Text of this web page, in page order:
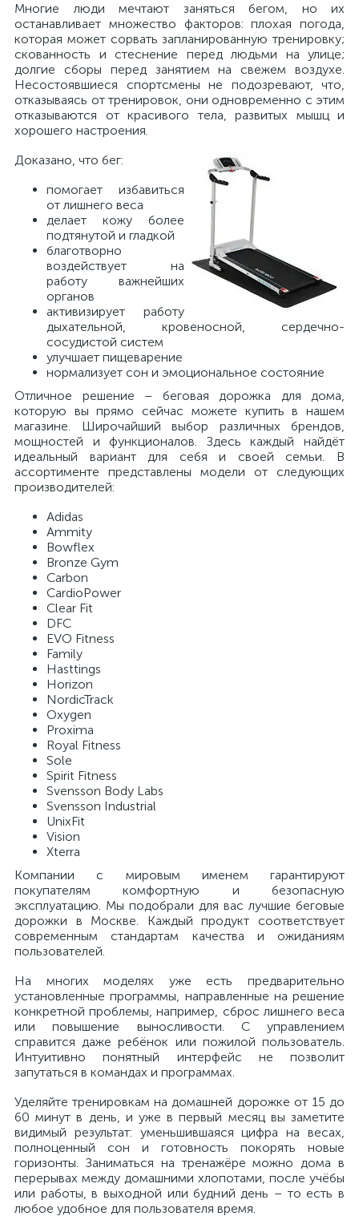
Многие люди мечтают заняться бегом, но их
останавливает множество факторов: плохая погода,
которая может сорвать запланированную тренировку;
скованность и стеснение перед людьми на улице;
долгие сборы перед занятием на свежем воздухе.
Несостоявшиеся спортсмены не подозревают, что,
отказываясь от тренировок, они одновременно с этим
отказываются от красивого тела, развитых мышц и
хорошего настроения.
Доказано, что бег:
помогает избавиться
от лишнего веса
делает кожу более
подтянутой и гладкой
благотворно
воздействует на
работу важнейших
органов
активизирует работу
дыхательной, кровеносной, сердечно-
сосудистой систем
улучшает пищеварение
нормализует сон и эмоциональное состояние
Отличное решение – беговая дорожка для дома,
которую вы прямо сейчас можете купить в нашем
магазине. Широчайший выбор различных брендов,
мощностей и функционалов. Здесь каждый найдёт
идеальный вариант для себя и своей семьи. В
ассортименте представлены модели от следующих
производителей:
Adidas
Ammity
Bowflex
Bronze Gym
Carbon
CardioPower
Clear Fit
DFC
EVO Fitness
Family
Hasttings
Horizon
NordicTrack
Oxygen
Proxima
Royal Fitness
Sole
Spirit Fitness
Svensson Body Labs
Svensson Industrial
UnixFit
Vision
Xterra
Компании с мировым именем гарантируют
покупателям комфортную и безопасную
эксплуатацию. Мы подобрали для вас лучшие беговые
дорожки в Москве. Каждый продукт соответствует
современным стандартам качества и ожиданиям
пользователей.
На многих моделях уже есть предварительно
установленные программы, направленные на решение
конкретной проблемы, например, сброс лишнего веса
или повышение выносливости. С управлением
справится даже ребёнок или пожилой пользователь.
Интуитивно понятный интерфейс не позволит
запутаться в командах и программах.
Уделяйте тренировкам на домашней дорожке от 15 до
60 минут в день, и уже в первый месяц вы заметите
видимый результат: уменьшившаяся цифра на весах,
полноценный сон и готовность покорять новые
горизонты. Заниматься на тренажёре можно дома в
перерывах между домашними хлопотами, после учёбы
или работы, в выходной или будний день – то есть в
любое удобное для пользователя время.